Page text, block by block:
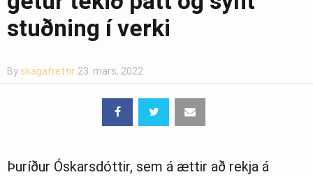
stuðning í verki
By skagafrettir 23. mars, 2022
Þuríður Óskarsdóttir, sem á ættir að rekja á